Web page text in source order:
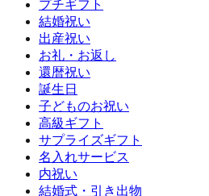
プチギフト
結婚祝い
出産祝い
お礼・お返し
還暦祝い
誕生日
子どものお祝い
高級ギフト
サプライズギフト
名入れサービス
内祝い
結婚式・引き出物